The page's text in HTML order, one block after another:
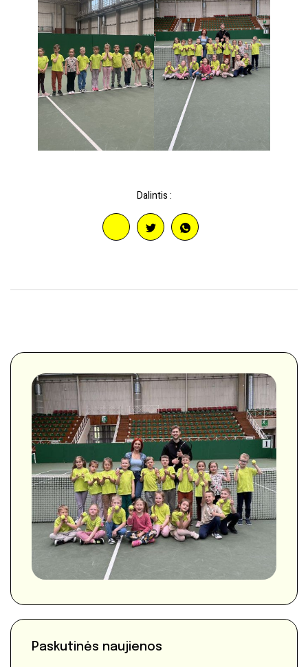
Dalintis :
Paskutinės naujienos